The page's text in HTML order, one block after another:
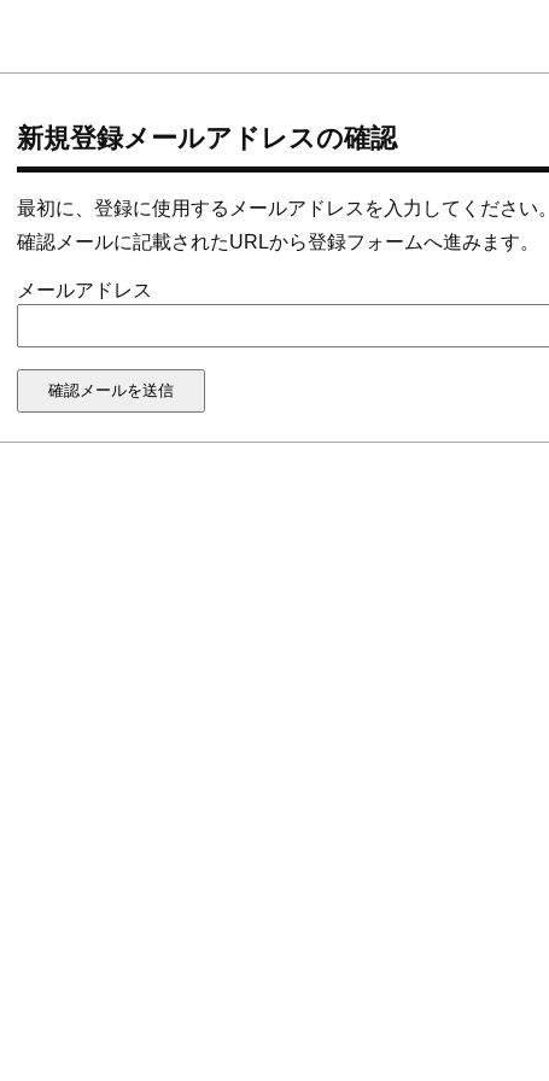
新規登録メールアドレスの確認
最初に、登録に使用するメールアドレスを入力してください。
確認メールに記載されたURLから登録フォームへ進みます。
メールアドレス